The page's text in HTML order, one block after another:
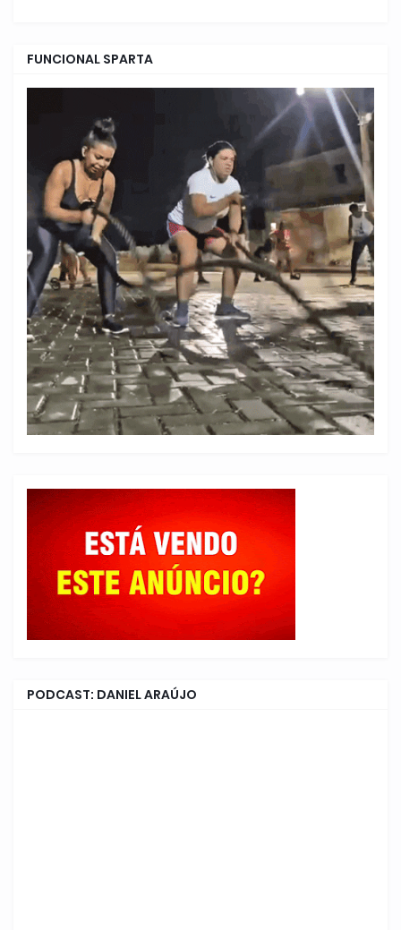
FUNCIONAL SPARTA
PODCAST: DANIEL ARAÚJO